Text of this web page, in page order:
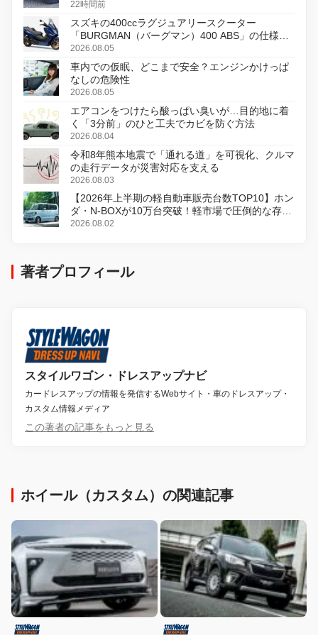
22時間前
スズキの400ccラグジュアリースクーター
「BURGMAN（バーグマン）400 ABS」の仕様を
変更し、8月18日に発売
2026.08.05
車内での仮眠、どこまで安全？エンジンかけっぱ
なしの危険性
2026.08.05
エアコンをつけたら酸っぱい臭いが…目的地に着
く「3分前」のひと工夫でカビを防ぐ方法
2026.08.04
令和8年熊本地震で「通れる道」を可視化、クルマ
の走行データが災害対応を支える
2026.08.03
【2026年上半期の軽自動車販売台数TOP10】ホン
ダ・N-BOXが10万台突破！軽市場で圧倒的な存在
感
2026.08.02
著者プロフィール
スタイルワゴン・ドレスアップナビ
カードレスアップの情報を発信するWebサイト・車のドレスアップ・
カスタム情報メディア
この著者の記事をもっと見る
ホイール（カスタム）の関連記事